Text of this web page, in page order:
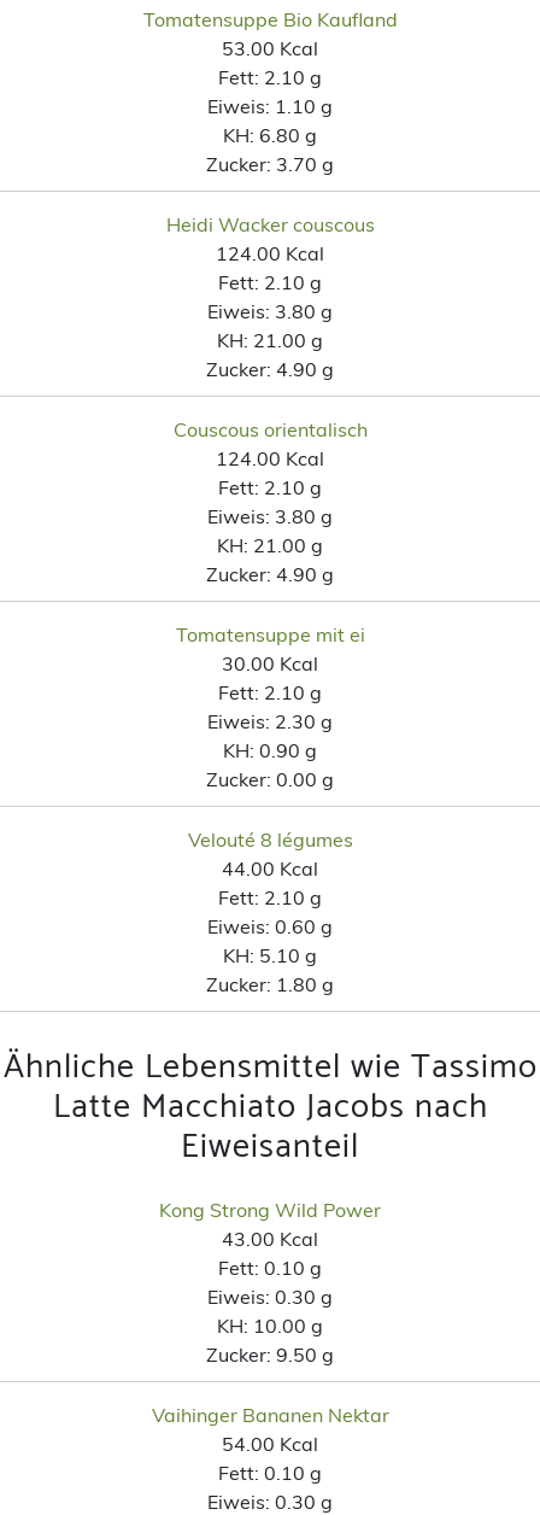
Tomatensuppe Bio Kaufland
53.00 Kcal
Fett: 2.10 g
Eiweis: 1.10 g
KH: 6.80 g
Zucker: 3.70 g
Heidi Wacker couscous
124.00 Kcal
Fett: 2.10 g
Eiweis: 3.80 g
KH: 21.00 g
Zucker: 4.90 g
Couscous orientalisch
124.00 Kcal
Fett: 2.10 g
Eiweis: 3.80 g
KH: 21.00 g
Zucker: 4.90 g
Tomatensuppe mit ei
30.00 Kcal
Fett: 2.10 g
Eiweis: 2.30 g
KH: 0.90 g
Zucker: 0.00 g
Velouté 8 légumes
44.00 Kcal
Fett: 2.10 g
Eiweis: 0.60 g
KH: 5.10 g
Zucker: 1.80 g
Ähnliche Lebensmittel wie Tassimo
Latte Macchiato Jacobs nach
Eiweisanteil
Kong Strong Wild Power
43.00 Kcal
Fett: 0.10 g
Eiweis: 0.30 g
KH: 10.00 g
Zucker: 9.50 g
Vaihinger Bananen Nektar
54.00 Kcal
Fett: 0.10 g
Eiweis: 0.30 g